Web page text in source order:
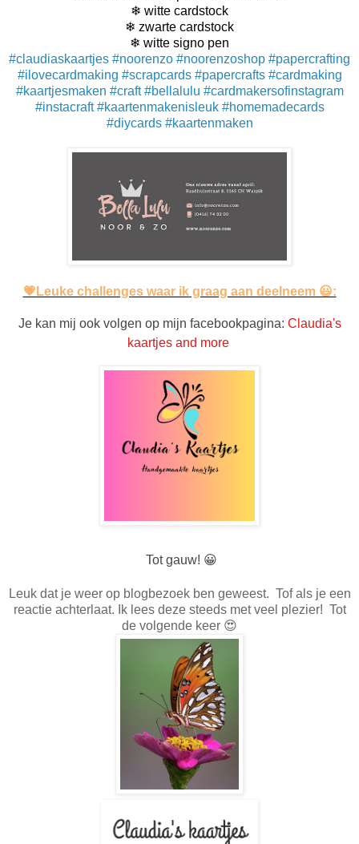
❄ witte cardstock
❄ zwarte cardstock
❄ witte signo pen
#claudiaskaartjes #noorenzo #noorenzoshop #papercrafting
#ilovecardmaking #scrapcards #papercrafts #cardmaking
#kaartjesmaken #craft #bellalulu #cardmakersofinstagram
#instacraft #kaartenmakenisleuk #homemadecards
#diycards #kaartenmaken
💗Leuke challenges waar ik graag aan deelneem 😃:
Je kan mij ook volgen op mijn facebookpagina: Claudia's
kaartjes and more
Tot gauw! 😀
Leuk dat je weer op blogbezoek ben geweest. Tof als je een
reactie achterlaat. Ik lees deze steeds met veel plezier! Tot
de volgende keer 😍